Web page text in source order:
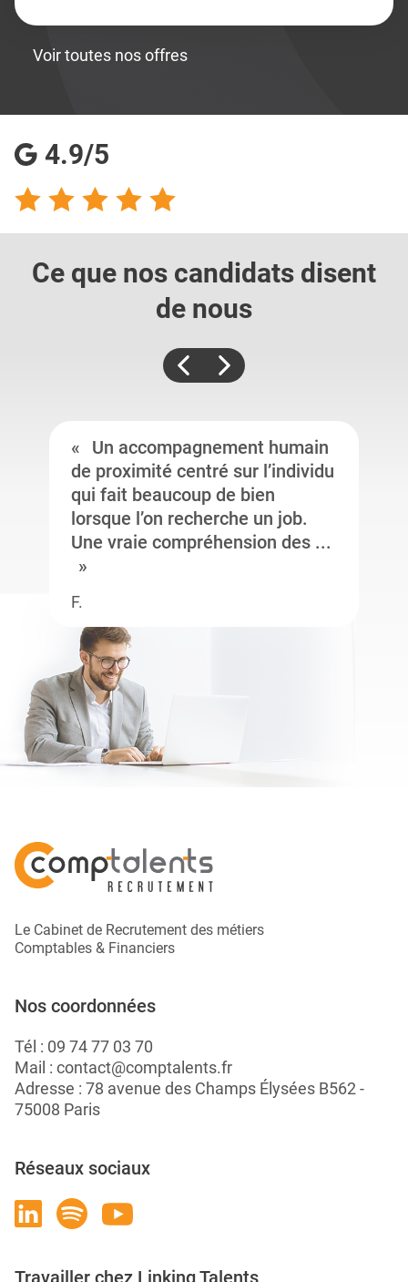
Voir toutes nos offres
4.9/5
Ce que nos candidats disent
de nous
Un accompagnement humain
de proximité centré sur l’individu
qui fait beaucoup de bien
lorsque l’on recherche un job.
Une vraie compréhension des ...
F.
Le Cabinet de Recrutement des métiers
Comptables & Financiers
Nos coordonnées
Tél : 09 74 77 03 70
Mail : contact@comptalents.fr
Adresse : 78 avenue des Champs Élysées B562 -
75008 Paris
Réseaux sociaux
Travailler chez Linking Talents